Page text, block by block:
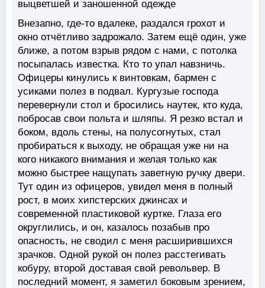
выцветшей и заношенной одежде
Внезапно, где-то вдалеке, раздался грохот и
окно отчётливо задрожало. Затем ещё один, уже
ближе, а потом взрыв рядом с нами, с потолка
посыпалась известка. Кто то упал навзничь.
Офицеры кинулись к винтовкам, бармен с
усиками полез в подвал. Кургузые господа
перевернули стол и бросились наутек, кто куда,
побросав свои польта и шляпы. Я резко встал и
боком, вдоль стены, на полусогнутых, стал
пробираться к выходу, не обращая уже ни на
кого никакого внимания и желая только как
можно быстрее нащупать заветную ручку двери.
Тут один из офицеров, увидел меня в полный
рост, в моих хипстерских джинсах и
современной пластиковой куртке. Глаза его
округлились, и он, казалось позабыв про
опасность, не сводил с меня расширившихся
зрачков. Одной рукой он полез расстегивать
кобуру, второй доставая свой револьвер. В
последний момент, я заметил боковым зрением,